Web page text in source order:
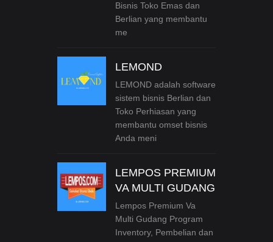
Bisnis Toko Emas dan
Berlian yang membantu
me
LEMOND
LEMOND adalah software
sistem bisnis Berlian dan
Toko Perhiasan yang
membantu omset bisnis
Anda meni
LEMPOS PREMIUM
VA MULTI GUDANG
Lempos Premium Va
Multi Gudang Program
Inventory, Pembelian dan